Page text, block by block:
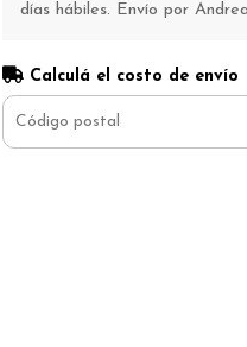
días hábiles. Envío por
Calculá el costo de envío